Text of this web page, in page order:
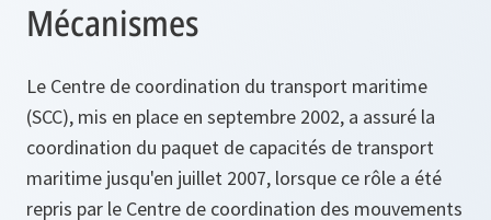
Mécanismes
Le Centre de coordination du transport maritime
(SCC), mis en place en septembre 2002, a assuré la
coordination du paquet de capacités de transport
maritime jusqu'en juillet 2007, lorsque ce rôle a été
repris par le Centre de coordination des mouvements